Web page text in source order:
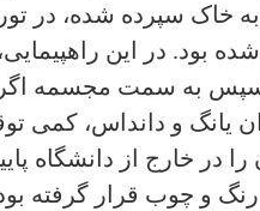
خاک سپرده شده، در
بود. در این
به سمت مجسمه
یانگ و دانداس، کمی
در خارج از دانشگاه
و چوب قرار گرفته